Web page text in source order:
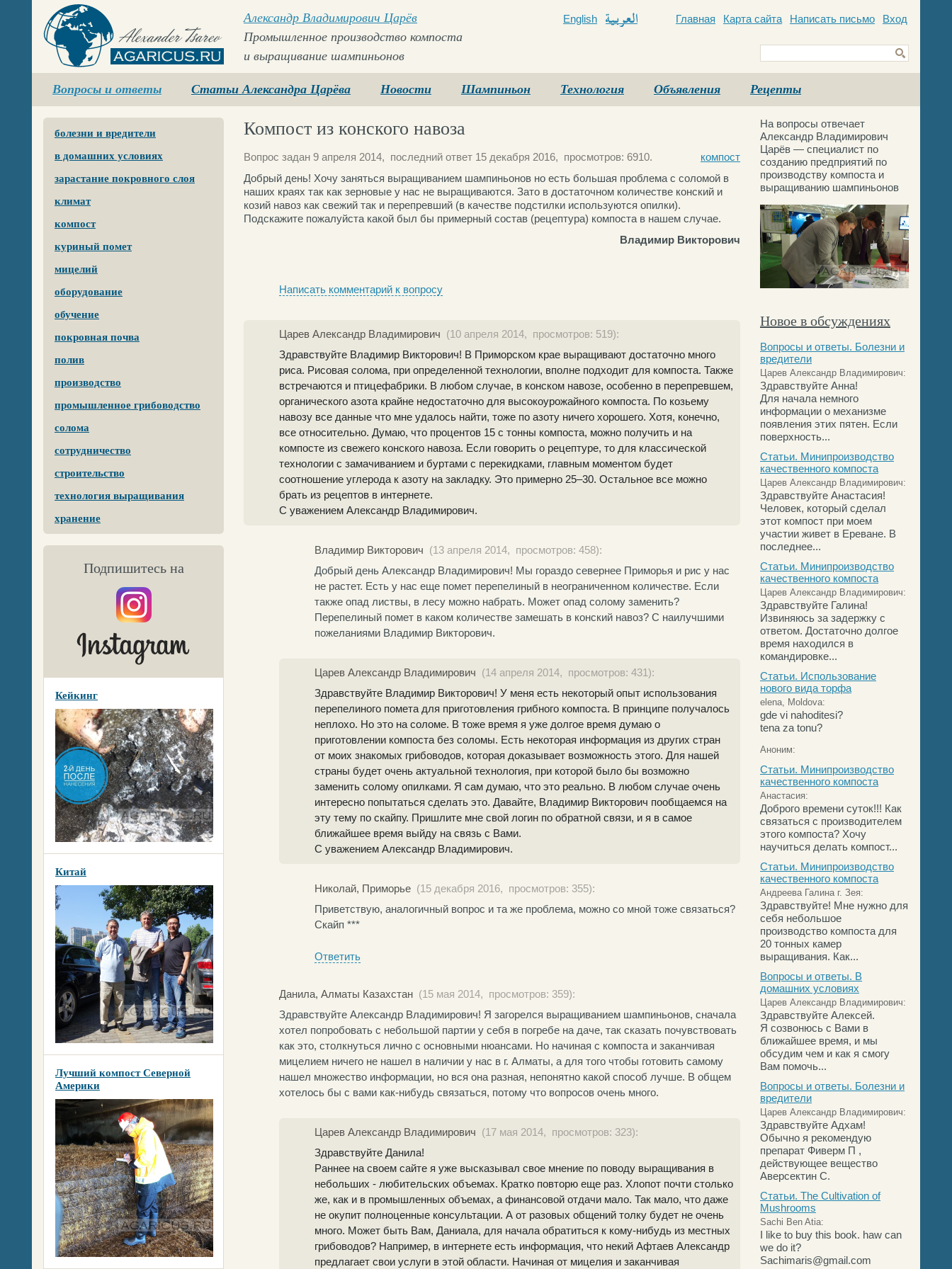
Agaricus.ru
Александр Владимирович Царёв
Промышленное производство компоста
и выращивание шампиньонов
English
Главная Карта сайта Написать письмо Вход
Вопросы и ответы Статьи Александра Царёва Новости Шампиньон Технология Объявления Рецепты
болезни и вредители
в домашних условиях
зарастание покровного слоя
климат
компост
куриный помет
мицелий
оборудование
обучение
покровная почва
полив
производство
промышленное грибоводство
солома
сотрудничество
строительство
технология выращивания
хранение
Подпишитесь на
Кейкинг
Китай
Лучший компост Северной
Америки
Компост из конского навоза
Вопрос задан 9 апреля 2014, последний ответ 15 декабря 2016, просмотров: 6910.
компост
Добрый день! Хочу заняться выращиванием шампиньонов но есть большая проблема с соломой в
наших краях так как зерновые у нас не выращиваются. Зато в достаточном количестве конский и
козий навоз как свежий так и перепревший (в качестве подстилки используются опилки).
Подскажите пожалуйста какой был бы примерный состав (рецептура) компоста в нашем случае.
Владимир Викторович
Написать комментарий к вопросу
Царев Александр Владимирович (10 апреля 2014, просмотров: 519):
Здравствуйте Владимир Викторович! В Приморском крае выращивают достаточно много
риса. Рисовая солома, при определенной технологии, вполне подходит для компоста. Также
встречаются и птицефабрики. В любом случае, в конском навозе, особенно в перепревшем,
органического азота крайне недостаточно для высокоурожайного компоста. По козьему
навозу все данные что мне удалось найти, тоже по азоту ничего хорошего. Хотя, конечно,
все относительно. Думаю, что процентов 15 с тонны компоста, можно получить и на
компосте из свежего конского навоза. Если говорить о рецептуре, то для классической
технологии с замачиванием и буртами с перекидками, главным моментом будет
соотношение углерода к азоту на закладку. Это примерно 25–30. Остальное все можно
брать из рецептов в интернете.
С уважением Александр Владимирович.
Владимир Викторович (13 апреля 2014, просмотров: 458):
Добрый день Александр Владимирович! Мы гораздо севернее Приморья и рис у нас
не растет. Есть у нас еще помет перепелиный в неограниченном количестве. Если
также опад листвы, в лесу можно набрать. Может опад солому заменить?
Перепелиный помет в каком количестве замешать в конский навоз? С наилучшими
пожеланиями Владимир Викторович.
Царев Александр Владимирович (14 апреля 2014, просмотров: 431):
Здравствуйте Владимир Викторович! У меня есть некоторый опыт использования
перепелиного помета для приготовления грибного компоста. В принципе получалось
неплохо. Но это на соломе. В тоже время я уже долгое время думаю о
приготовлении компоста без соломы. Есть некоторая информация из других стран
от моих знакомых грибоводов, которая доказывает возможность этого. Для нашей
страны будет очень актуальной технология, при которой было бы возможно
заменить солому опилками. Я сам думаю, что это реально. В любом случае очень
интересно попытаться сделать это. Давайте, Владимир Викторович пообщаемся на
эту тему по скайпу. Пришлите мне свой логин по обратной связи, и я в самое
ближайшее время выйду на связь с Вами.
С уважением Александр Владимирович.
Николай, Приморье (15 декабря 2016, просмотров: 355):
Приветствую, аналогичный вопрос и та же проблема, можно со мной тоже связаться?
Скайп ***
Ответить
Данила, Алматы Казахстан (15 мая 2014, просмотров: 359):
Здравствуйте Александр Владимирович! Я загорелся выращиванием шампиньонов, сначала
хотел попробовать с небольшой партии у себя в погребе на даче, так сказать почувствовать
как это, столкнуться лично с основными нюансами. Но начиная с компоста и заканчивая
мицелием ничего не нашел в наличии у нас в г. Алматы, а для того чтобы готовить самому
нашел множество информации, но вся она разная, непонятно какой способ лучше. В общем
хотелось бы с вами как-нибудь связаться, потому что вопросов очень много.
Царев Александр Владимирович (17 мая 2014, просмотров: 323):
Здравствуйте Данила!
Раннее на своем сайте я уже высказывал свое мнение по поводу выращивания в
небольших - любительских объемах. Кратко повторю еще раз. Хлопот почти столько
же, как и в промышленных объемах, а финансовой отдачи мало. Так мало, что даже
не окупит полноценные консультации. А от разовых общений толку будет не очень
много. Может быть Вам, Даниала, для начала обратиться к кому-нибудь из местных
грибоводов? Например, в интернете есть информация, что некий Афтаев Александр
предлагает свои услуги в этой области. Начиная от мицелия и заканчивая
На вопросы отвечает
Александр Владимирович
Царёв — специалист по
созданию предприятий по
производству компоста и
выращиванию шампиньонов
Новое в обсуждениях
Вопросы и ответы. Болезни и
вредители
Царев Александр Владимирович:
Здравствуйте Анна!
Для начала немного
информации о механизме
появления этих пятен. Если
поверхность...
Статьи. Минипроизводство
качественного компоста
Царев Александр Владимирович:
Здравствуйте Анастасия!
Человек, который сделал
этот компост при моем
участии живет в Ереване. В
последнее...
Статьи. Минипроизводство
качественного компоста
Царев Александр Владимирович:
Здравствуйте Галина!
Извиняюсь за задержку с
ответом. Достаточно долгое
время находился в
командировке...
Статьи. Использование
нового вида торфа
elena, Moldova:
gde vi nahoditesi?
tena za tonu?
Аноним:
Статьи. Минипроизводство
качественного компоста
Анастасия:
Доброго времени суток!!! Как
связаться с производителем
этого компоста? Хочу
научиться делать компост...
Статьи. Минипроизводство
качественного компоста
Андреева Галина г. Зея:
Здравствуйте! Мне нужно для
себя небольшое
производство компоста для
20 тонных камер
выращивания. Как...
Вопросы и ответы. В
домашних условиях
Царев Александр Владимирович:
Здравствуйте Алексей.
Я созвонюсь с Вами в
ближайшее время, и мы
обсудим чем и как я смогу
Вам помочь...
Вопросы и ответы. Болезни и
вредители
Царев Александр Владимирович:
Здравствуйте Адхам!
Обычно я рекомендую
препарат Фиверм П ,
действующее вещество
Аверсектин С.
Статьи. The Cultivation of
Mushrooms
Sachi Ben Atia:
I like to buy this book. haw can
we do it?
Sachimaris@gmail.com